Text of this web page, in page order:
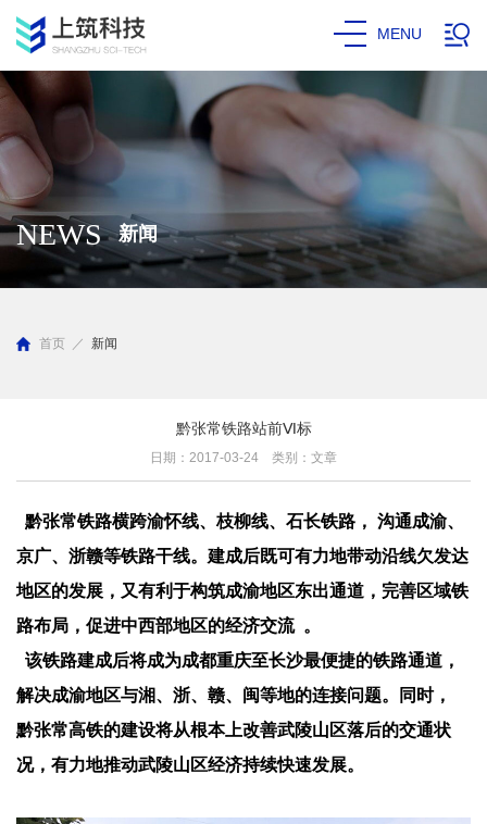
MENU
NEWS 新闻
首页 ／ 新闻
黔张常铁路站前Ⅵ标
日期：2017-03-24 类别：文章
黔张常铁路横跨渝怀线、枝柳线、 石长铁路 ， 沟通成渝、
京广、浙赣等铁路干线。 建成后既可有力地带动沿线欠发达
地区的发展，又有利于构筑成渝地区东出通道，完善区域铁
路布局，促进中西部地区的经济交流 。
该铁路建成后将成为成都重庆至长沙最便捷的铁路通道，
解决成渝地区与湘、浙、赣、闽等地的连接问题。同时，
黔张常高铁的建设将从根本上改善武陵山区落后的交通状
况，有力地推动武陵山区经济持续快速发展。